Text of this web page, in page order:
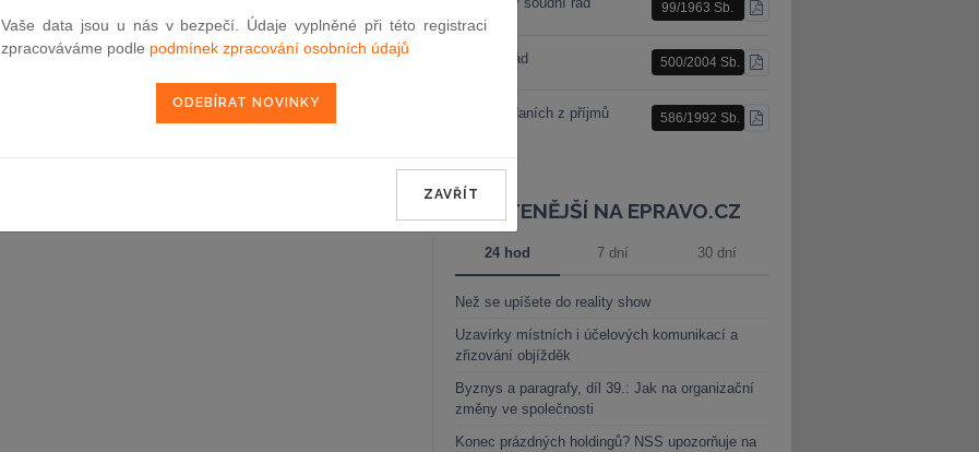
99/1963 Sb.
STÁHNOUT
Správní řád 500/2004 Sb.
STÁHNOUT
Zákon o daních z příjmů 586/1992 Sb.
STÁHNOUT
NEJČTENĚJŠÍ NA EPRAVO.CZ
24 hod 7 dní 30 dní
Než se upíšete do reality show
Uzavírky místních i účelových komunikací a
zřizování objížděk
Byznys a paragrafy, díl 39.: Jak na organizační
změny ve společnosti
Konec prázdných holdingů? NSS upozorňuje na
Vaše data jsou u nás v bezpečí. Údaje vyplněné při této registraci
zpracováváme podle podmínek zpracování osobních údajů
ZAVŘÍT